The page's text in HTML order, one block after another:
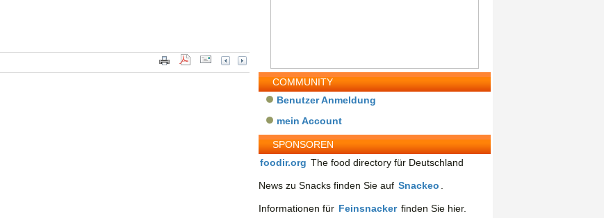
COMMUNITY
Benutzer Anmeldung
mein Account
SPONSOREN
foodir.org The food directory für Deutschland
News zu Snacks finden Sie auf Snackeo
Informationen für Feinsnacker finden Sie hier.